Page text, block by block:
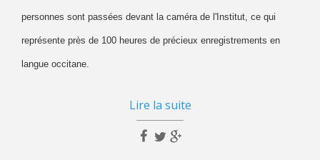
personnes sont passées devant la caméra de l'Institut, ce qui
représente près de 100 heures de précieux enregistrements en
langue occitane.
Lire la suite